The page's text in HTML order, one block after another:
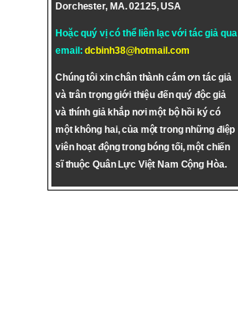
Dorchester, MA. 02125, USA
Hoặc quý vị có thể liên lạc với tác giả qua
email:dcbinh38@hotmail.com
Chúng tôi xin chân thành cám ơn tác giả
và trân trọng giới thiệu đến quý độc giả
và thính giả khắp nơi một bộ hồi ký có
một không hai, của một trong những điệp
viên hoạt động trong bóng tối, một chiến
sĩ thuộc Quân Lực Việt Nam Cộng Hòa.